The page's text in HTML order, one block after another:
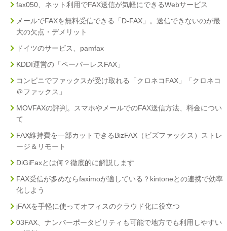
fax050、ネット利用でFAX送信が気軽にできるWebサービス
メールでFAXを無料受信できる「D-FAX」。送信できないのが最
大の欠点・デメリット
ドイツのサービス、pamfax
KDDI運営の「ペーパーレスFAX」
コンビニでファックスが受け取れる「クロネコFAX」「クロネコ
＠ファックス」
MOVFAXの評判。スマホやメールでのFAX送信方法、料金につい
て
FAX維持費を一部カットできるBizFAX（ビズファックス）ストレ
ージ＆リモート
DiGiFaxとは何？徹底的に解説します
FAX受信が多めならfaximoが適している？kintoneとの連携で効率
化しよう
jFAXを手軽に使ってオフィスのクラウド化に役立つ
03FAX、ナンバーポータビリティも可能で地方でも利用しやすい